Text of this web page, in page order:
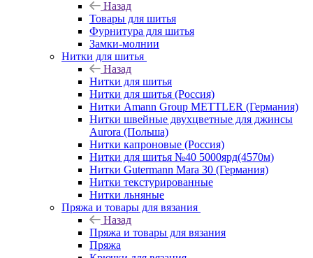
Назад
Товары для шитья
Фурнитура для шитья
Замки-молнии
Нитки для шитья
Назад
Нитки для шитья
Нитки для шитья (Россия)
Нитки Amann Group METTLER (Германия)
Нитки швейные двухцветные для джинсы
Aurora (Польша)
Нитки капроновые (Россия)
Нитки для шитья №40 5000ярд(4570м)
Нитки Gutermann Mara 30 (Германия)
Нитки текстурированные
Нитки льняные
Пряжа и товары для вязания
Назад
Пряжа и товары для вязания
Пряжа